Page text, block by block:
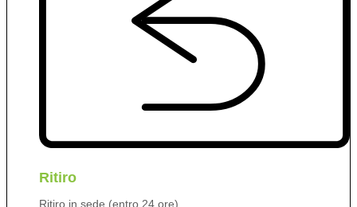
Ritiro
Ritiro in sede (entro 24 ore)